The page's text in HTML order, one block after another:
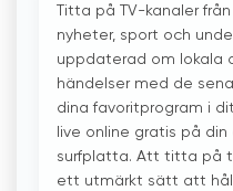
Titta på TV-kanaler
nyheter, sport och
uppdaterad om lokala
händelser med de
dina favoritprogram i
live online gratis på
surfplatta. Att titta på
ett utmärkt sätt att